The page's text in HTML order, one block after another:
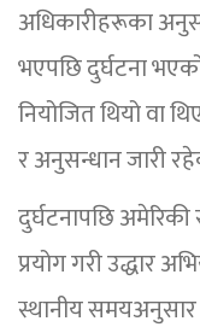
अधिकारीहरूका
भएपछि दुर्घटना
नियोजित थियो वा
र अनुसन्धान जारी
दुर्घटनापछि
प्रयोग गरी उद्धार
स्थानीय